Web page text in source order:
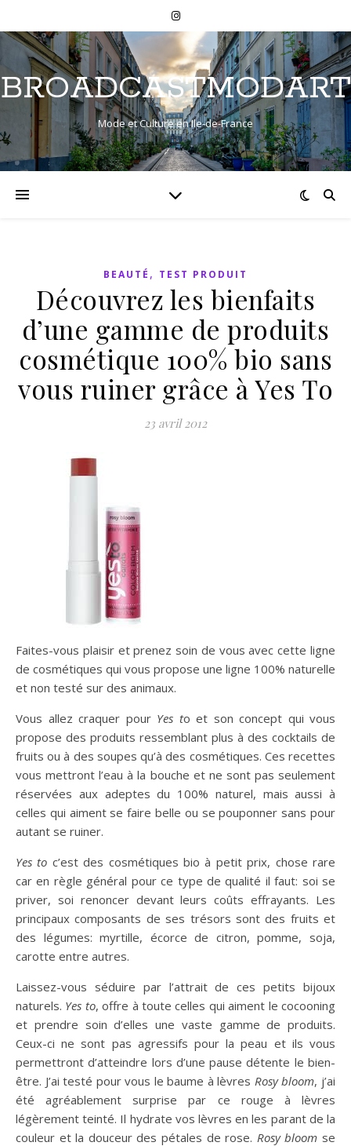
BROADCASTMODART
Mode et Culture en Ile-de-France
BEAUTÉ , TEST PRODUIT
Découvrez les bienfaits
d’une gamme de produits
cosmétique 100% bio sans
vous ruiner grâce à Yes To
23 avril 2012
Faites-vous plaisir et prenez soin de vous avec cette ligne
de cosmétiques qui vous propose une ligne 100% naturelle
et non testé sur des animaux.
Vous allez craquer pour Yes to et son concept qui vous
propose des produits ressemblant plus à des cocktails de
fruits ou à des soupes qu’à des cosmétiques. Ces recettes
vous mettront l’eau à la bouche et ne sont pas seulement
réservées aux adeptes du 100% naturel, mais aussi à
celles qui aiment se faire belle ou se pouponner sans pour
autant se ruiner.
Yes to c’est des cosmétiques bio à petit prix, chose rare
car en règle général pour ce type de qualité il faut: soi se
priver, soi renoncer devant leurs coûts effrayants. Les
principaux composants de ses trésors sont des fruits et
des légumes: myrtille, écorce de citron, pomme, soja,
carotte entre autres.
Laissez-vous séduire par l’attrait de ces petits bijoux
naturels. Yes to, offre à toute celles qui aiment le cocooning
et prendre soin d’elles une vaste gamme de produits.
Ceux-ci ne sont pas agressifs pour la peau et ils vous
permettront d’atteindre lors d’une pause détente le bien-
être. J’ai testé pour vous le baume à lèvres Rosy bloom, j’ai
été agréablement surprise par ce rouge à lèvres
légèrement teinté. Il hydrate vos lèvres en les parant de la
couleur et la douceur des pétales de rose. Rosy bloom se